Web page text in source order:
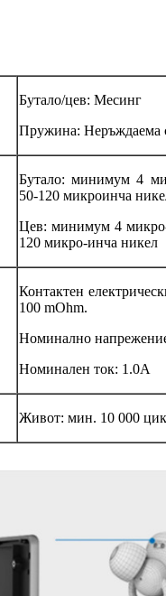
Бутало/цев: Месинг
Пружина: Неръждаема
Бутало: минимум 4
50-120 микроинча
Цев: минимум 4
120 микро-инча никел
Контактен
100 mOhm.
Номинално
Номинален ток: 1.0A
Живот: мин. 10 000